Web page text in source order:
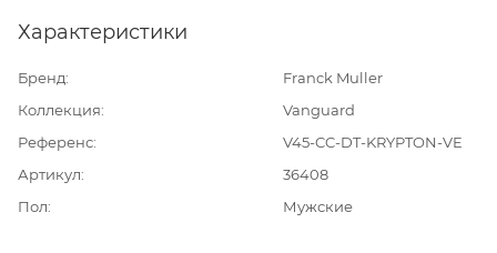
Характеристики
Бренд
Franck Muller
Коллекция
Vanguard
Референс
V45-CC-DT-KRYPTON-VE
Артикул
36408
Пол
Мужские